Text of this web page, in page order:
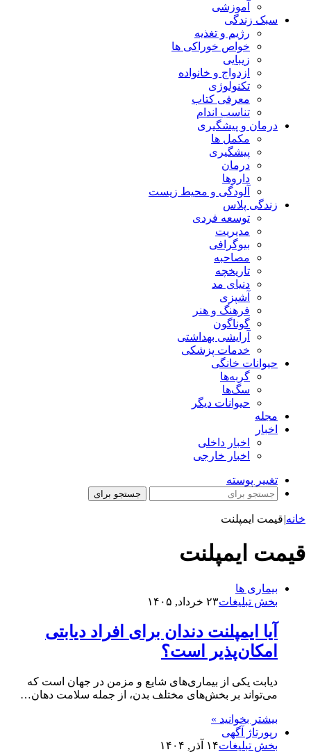
آموزشی
سبک زندگی
رژیم و تغذیه
خواص خوراکی ها
زیبایی
ازدواج و خانواده
تکنولوژی
معرفی کتاب
تناسب اندام
درمان و پیشگیری
مکمل ها
پیشگیری
درمان
داروها
آلودگی و محیط زیست
زندگی پلاس
توسعه فردی
مدیریت
بیوگرافی
مصاحبه
تاریخچه
دنیای مد
آشپزی
فرهنگ و هنر
گوناگون
آرایشی بهداشتی
خدمات پزشکی
حیوانات خانگی
گربه‌ها
سگ‌ها
حیوانات دیگر
مجله
اخبار
اخبار داخلی
اخبار خارجی
تغییر پوسته
جستجو برای
خانه|قیمت ایمپلنت
قیمت ایمپلنت
بیماری ها
بخش تبلیغات۲۳ خرداد, ۱۴۰۵
آیا ایمپلنت دندان برای افراد دیابتی
امکان‌پذیر است؟
دیابت یکی از بیماری‌های شایع و مزمن در جهان است که
می‌تواند بر بخش‌های مختلف بدن، از جمله سلامت دهان…
بیشتر بخوانید »
رپورتاژ آگهی
بخش تبلیغات۱۴ آذر, ۱۴۰۴